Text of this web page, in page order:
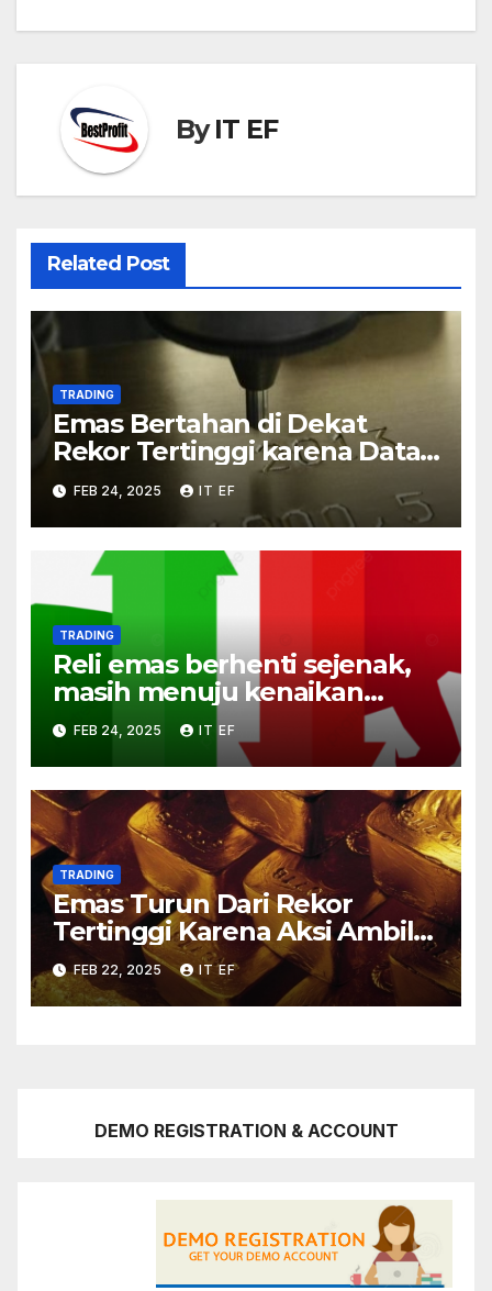
ByIT EF
Related Post
TRADING
Emas Bertahan di Dekat
Rekor Tertinggi karena Data
AS yang Lemah
FEB 24, 2025 IT EF
TRADING
Reli emas berhenti sejenak,
masih menuju kenaikan
delapan minggu berturut-
turut
FEB 24, 2025 IT EF
TRADING
Emas Turun Dari Rekor
Tertinggi Karena Aksi Ambil
Untung
FEB 22, 2025 IT EF
DEMO REGISTRATION & ACCOUNT